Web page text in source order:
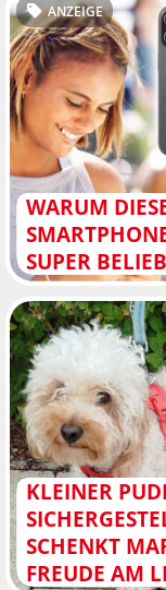
WARUM
SUPER
ANZEIGE
KLEINER
SCHENKT
FREUDE AM